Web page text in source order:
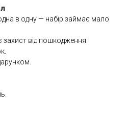
в одну — набір займає мало
захист від пошкодження.